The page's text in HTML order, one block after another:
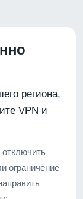
региона,
VPN и
отключить
ограничение